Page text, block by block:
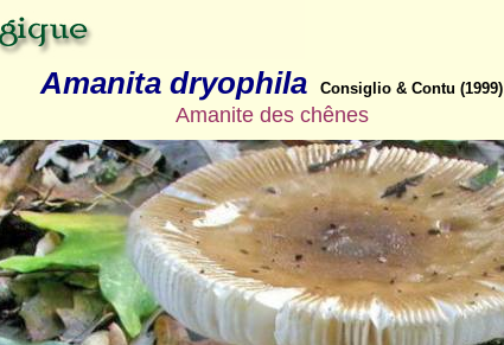
Amanita dryophila Consiglio & Contu (1999)
Amanite des chênes